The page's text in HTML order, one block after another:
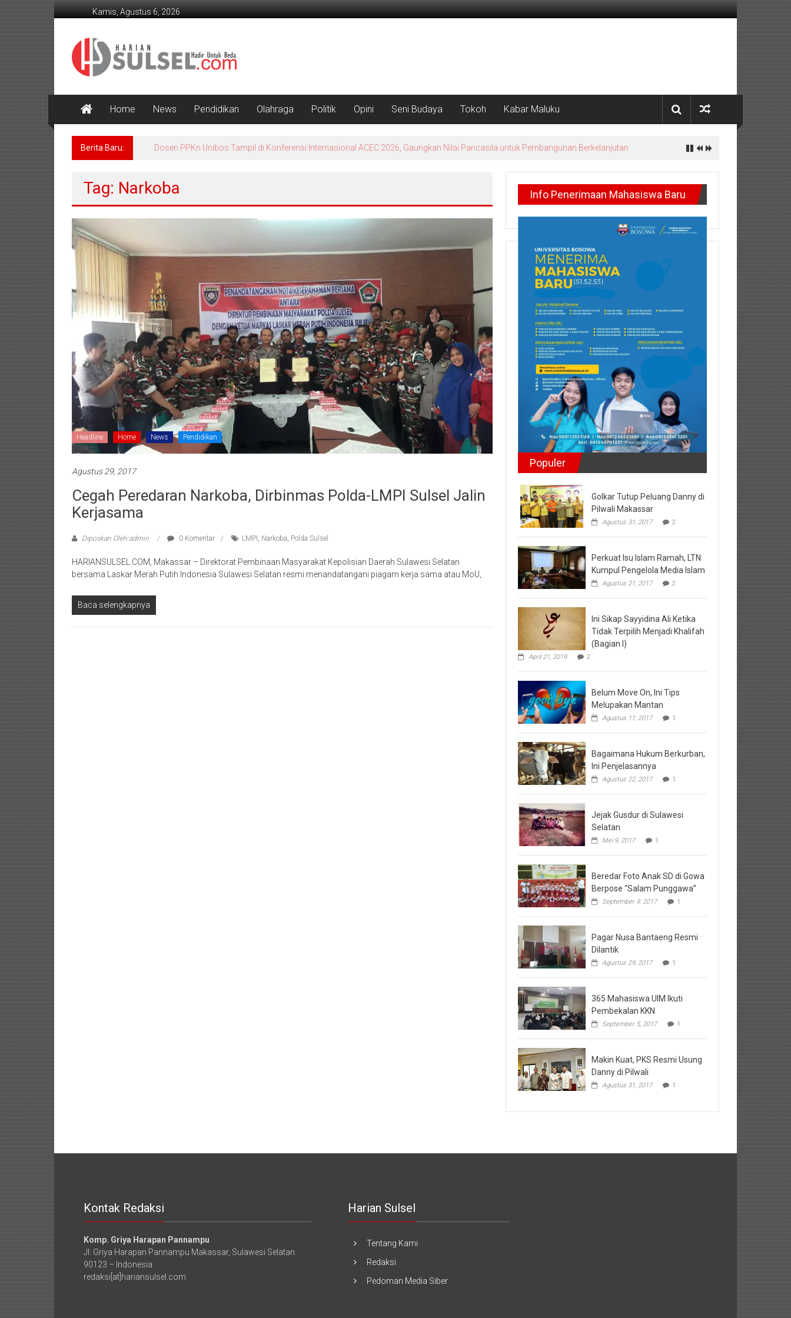
ke
Kamis, Agustus 6, 2026
Harian
Sulsel
Beda
Home News Pendidikan Olahraga Politik Opini Seni Budaya Tokoh Kabar Maluku
Berita Baru: Dosen PPKn Unibos Tampil di Konferensi Internasional ACEC 2026, Gaungkan Nilai Pancasila untuk Pembangunan Berkelanjutan
Tag: Narkoba
Headline Home News Pendidikan
Agustus 29, 2017
Cegah Peredaran Narkoba, Dirbinmas Polda-LMPI Sulsel Jalin
Kerjasama
Diposkan Oleh:admin 0 Komentar LMPI , Narkoba, Polda Sulsel
HARIANSULSEL.COM, Makassar – Direktorat Pembinaan Masyarakat Kepolisian Daerah Sulawesi Selatan
bersama Laskar Merah Putih Indonesia Sulawesi Selatan resmi menandatangani piagam kerja sama atau MoU,
Baca selengkapnya
Info Penerimaan Mahasiswa Baru
Populer
Golkar Tutup Peluang Danny di
Pilwali Makassar
Agustus 31, 2017 2
Perkuat Isu Islam Ramah, LTN
Kumpul Pengelola Media Islam
Agustus 21, 2017 2
Ini Sikap Sayyidina Ali Ketika
Tidak Terpilih Menjadi Khalifah
(Bagian I)
April 21, 2019 2
Belum Move On, Ini Tips
Melupakan Mantan
Agustus 11, 2017 1
Bagaimana Hukum Berkurban,
Ini Penjelasannya
Agustus 22, 2017 1
Jejak Gusdur di Sulawesi
Selatan
Mei 9, 2017 1
Beredar Foto Anak SD di Gowa
Berpose “Salam Punggawa”
September 9, 2017 1
Pagar Nusa Bantaeng Resmi
Dilantik
Agustus 29, 2017 1
365 Mahasiswa UIM Ikuti
Pembekalan KKN
September 5, 2017 1
Makin Kuat, PKS Resmi Usung
Danny di Pilwali
Agustus 31, 2017 1
Kontak Redaksi
Komp. Griya Harapan Pannampu
Jl. Griya Harapan Pannampu Makassar, Sulawesi Selatan
90123 – Indonesia
redaksi[at]hariansulsel.com
Harian Sulsel
Tentang Kami
Redaksi
Pedoman Media Siber